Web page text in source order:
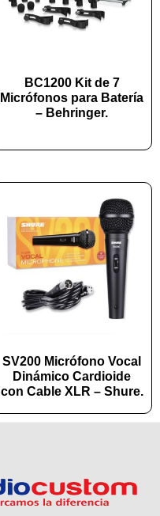
BC1200 Kit de 7
Micrófonos para Batería
– Behringer.
SV200 Micrófono Vocal
Dinámico Cardioide
con Cable XLR – Shure.